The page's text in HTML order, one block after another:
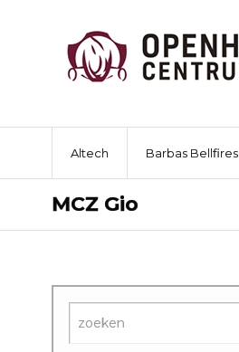
Altech Barbas Bellfires
MCZ Gio